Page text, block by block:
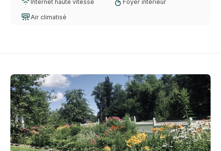
Internet haute vitesse Foyer intérieur
Air climatisé